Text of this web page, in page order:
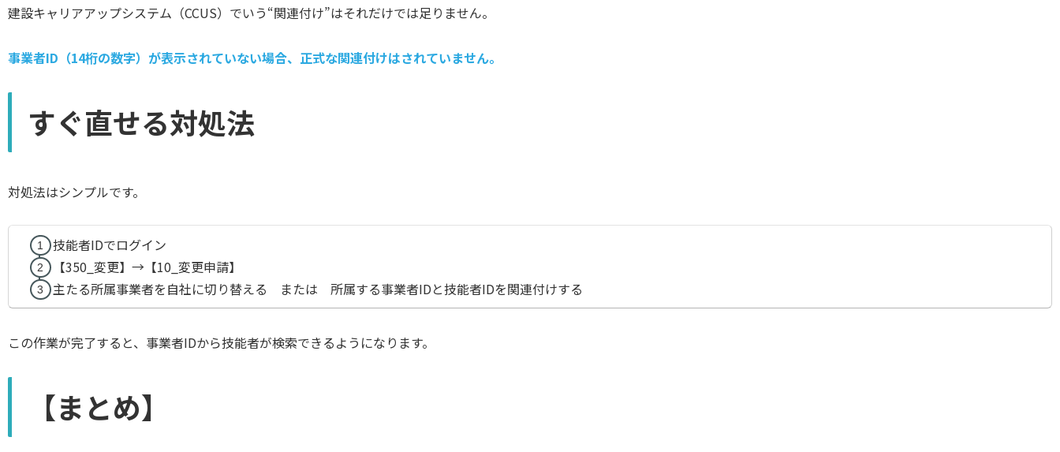
建設キャリアアップシステム（CCUS）でいう“関連付け”はそれだけでは足りません。
事業者ID（14桁の数字）が表示されていない場合、正式な関連付けはされていません。
すぐ直せる対処法
対処法はシンプルです。
技能者IDでログイン
【350_変更】→【10_変更申請】
主たる所属事業者を自社に切り替える または 所属する事業者IDと技能者IDを関連付けする
この作業が完了すると、事業者IDから技能者が検索できるようになります。
【まとめ】